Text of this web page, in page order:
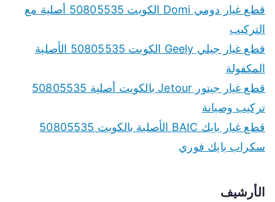
قطع غيار دومي Domi الكويت 50805535 أصلية مع
التركيب
قطع غيار جيلي Geely الكويت 50805535 الأصلية
المكفولة
قطع غيار جيتور Jetour بالكويت أصلية 50805535
تركيب وصيانة
قطع غيار بايك BAIC الأصلية بالكويت 50805535
سكراب بايك فوري
الأرشيف